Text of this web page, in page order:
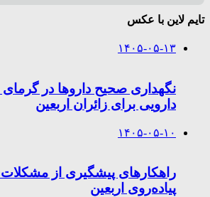
تایم لاین با عکس
۱۴۰۵-۰۵-۱۳
نگهداری صحیح داروها در
دارویی برای زائران اربعین
۱۴۰۵-۰۵-۱۰
راهکارهای پیشگیری از
پیاده‌روی اربعین